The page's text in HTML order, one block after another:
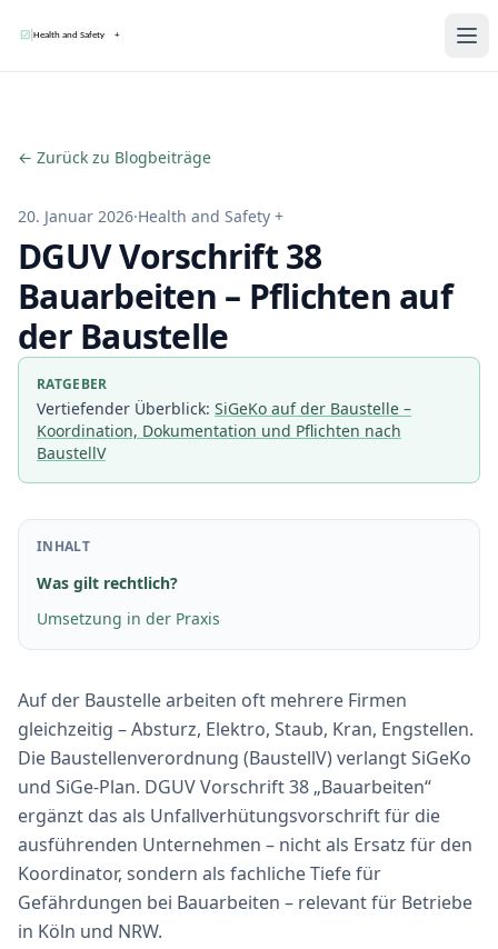
← Zurück zu Blogbeiträge
20. Januar 2026·Health and Safety +
DGUV Vorschrift 38
Bauarbeiten – Pflichten auf
der Baustelle
RATGEBER
Vertiefender Überblick: SiGeKo auf der Baustelle –
Koordination, Dokumentation und Pflichten nach
BaustellV
INHALT
Was gilt rechtlich?
Umsetzung in der Praxis
Auf der Baustelle arbeiten oft mehrere Firmen
gleichzeitig – Absturz, Elektro, Staub, Kran, Engstellen.
Die Baustellenverordnung (BaustellV) verlangt SiGeKo
und SiGe-Plan. DGUV Vorschrift 38 „Bauarbeiten“
ergänzt das als Unfallverhütungsvorschrift für die
ausführenden Unternehmen – nicht als Ersatz für den
Koordinator, sondern als fachliche Tiefe für
Gefährdungen bei Bauarbeiten – relevant für Betriebe
in Köln und NRW.